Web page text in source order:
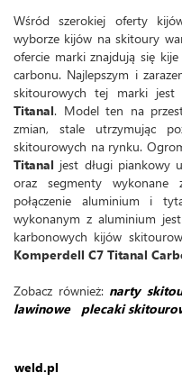
Wśród szerokiej oferty
wyborze kijów na skitoury
ofercie marki znajdują się
carbonu. Najlepszym i
skitourowych tej marki jest
Titanal. Model ten na
zmian, stale utrzymując
skitourowych na rynku.
Titanal jest długi piankowy
oraz segmenty
połączenie aluminium i
wykonanym z aluminium jest
karbonowych kijów
Komperdell C7 Titanal
Zobacz również: narty
lawinowe
plecaki
weld.pl